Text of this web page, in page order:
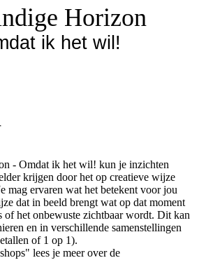
Horizon
ik het wil!
- Omdat ik het wil! kun je inzichten
krijgen door het op creatieve wijze
mag ervaren wat het betekent voor jou
dat in beeld brengt wat op dat moment
het onbewuste zichtbaar wordt. Dit kan
en in verschillende samenstellingen
of 1 op 1).
lees je meer over de